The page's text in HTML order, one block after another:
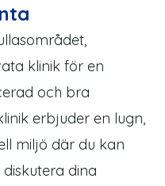
klinik för en
och bra
erbjuder en lugn,
miljö där du kan
dina